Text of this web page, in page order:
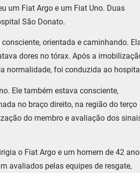
um Fiat Argo e um Fiat Uno. Duas
São Donato.
orientada e caminhando.
dores no tórax. Após a
normalidade, foi conduzida ao
Ele também estava consciente,
no braço direito, na região do terço
do membro e avaliação dos
o Fiat Argo e um homem de 42
avaliados pelas equipes de resgate,